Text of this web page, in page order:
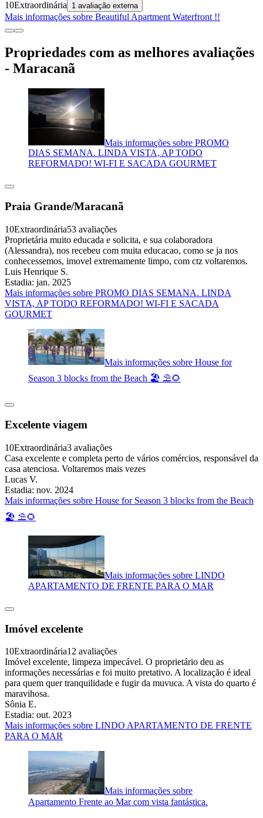
10Extraordinária 1 avaliação externa
Mais informações sobre Beautiful Apartment Waterfront !!
Propriedades com as melhores avaliações
- Maracanã
Mais informações sobre PROMO
DIAS SEMANA. LINDA VISTA, AP TODO
REFORMADO! WI-FI E SACADA GOURMET
Praia Grande/Maracanã
10Extraordinária53 avaliações
Proprietária muito educada e solicita, e sua colaboradora
(Alessandra), nos recebeu com muita educacao, como se ja nos
conhecessemos, imovel extremamente limpo, com ctz voltaremos.
Luis Henrique S.
Estadia: jan. 2025
Mais informações sobre PROMO DIAS SEMANA. LINDA
VISTA, AP TODO REFORMADO! WI-FI E SACADA
GOURMET
Mais informações sobre House for
Season 3 blocks from the Beach 🏖️ ⛱️🌻
Excelente viagem
10Extraordinária3 avaliações
Casa excelente e completa perto de vários comércios, responsável da
casa atenciosa. Voltaremos mais vezes
Lucas V.
Estadia: nov. 2024
Mais informações sobre House for Season 3 blocks from the Beach
🏖️ ⛱️🌻
Mais informações sobre LINDO
APARTAMENTO DE FRENTE PARA O MAR
Imóvel excelente
10Extraordinária12 avaliações
Imóvel excelente, limpeza impecável. O proprietário deu as
informações necessárias e foi muito pretativo. A localização é ideal
para quem quer tranquilidade e fugir da muvuca. A vista do quarto é
maravihosa.
Sônia E.
Estadia: out. 2023
Mais informações sobre LINDO APARTAMENTO DE FRENTE
PARA O MAR
Mais informações sobre
Apartamento Frente ao Mar com vista fantástica.